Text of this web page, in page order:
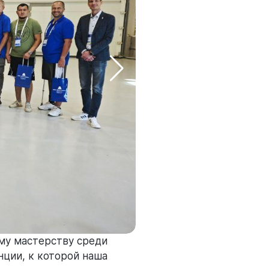
мастерству среди
к которой наша